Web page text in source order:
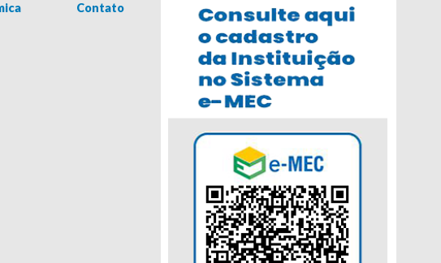
Contato